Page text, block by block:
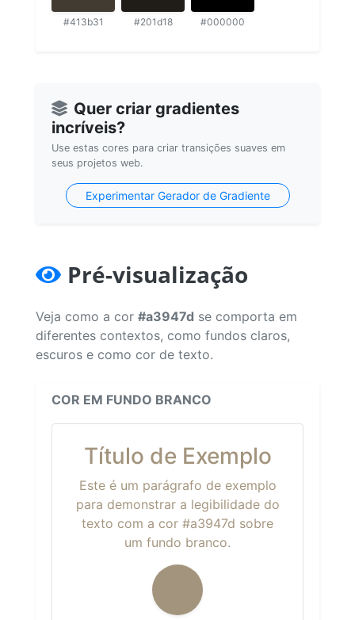
#413b31 #201d18 #000000
Quer criar gradientes
incríveis?
Use estas cores para criar transições suaves em
seus projetos web.
Experimentar Gerador de Gradiente
Pré-visualização
Veja como a cor #a3947d se comporta em
diferentes contextos, como fundos claros,
escuros e como cor de texto.
COR EM FUNDO BRANCO
Título de Exemplo
Este é um parágrafo de exemplo
para demonstrar a legibilidade do
texto com a cor #a3947d sobre
um fundo branco.